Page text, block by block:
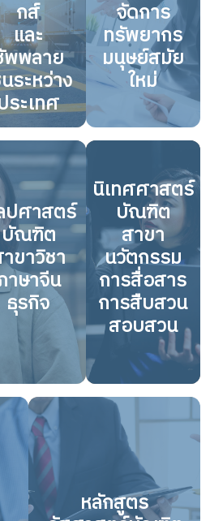
กส์
และ
พลาย
ระหว่าง
ระเทศ
จัดการ
ทรัพยากร
มนุษย์สมัย
ใหม่
ศาสตร์
บัณฑิต
ขาวิชา
าษาจีน
ธุรกิจ
นิเทศศาสตร์
บัณฑิต
สาขา
นวัตกรรม
การสื่อสาร
การสืบสวน
สอบสวน
หลักสูตร